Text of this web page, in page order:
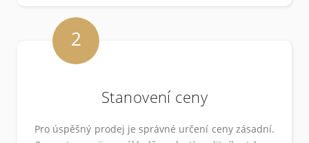
2
Stanovení ceny
Pro úspěšný prodej je správné určení ceny zásadní.